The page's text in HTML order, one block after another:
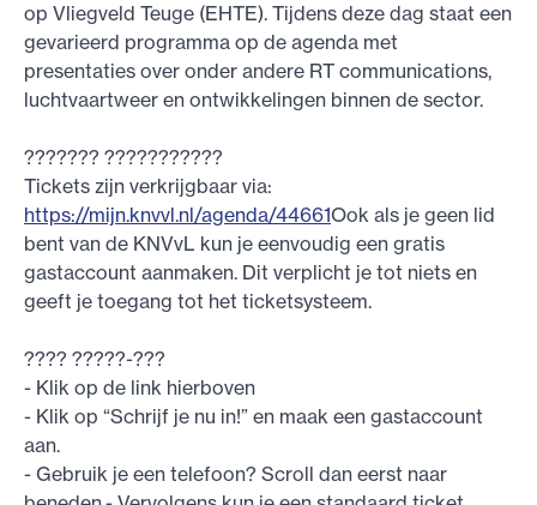
op Vliegveld Teuge (EHTE). Tijdens deze dag staat een
gevarieerd programma op de agenda met
presentaties over onder andere RT communications,
luchtvaartweer en ontwikkelingen binnen de sector.
??????? ???????????
Tickets zijn verkrijgbaar via:
https://mijn.knvvl.nl/agenda/44661Ook als je geen lid
bent van de KNVvL kun je eenvoudig een gratis
gastaccount aanmaken. Dit verplicht je tot niets en
geeft je toegang tot het ticketsysteem.
???? ?????-???
- Klik op de link hierboven
- Klik op “Schrijf je nu in!” en maak een gastaccount
aan.
- Gebruik je een telefoon? Scroll dan eerst naar